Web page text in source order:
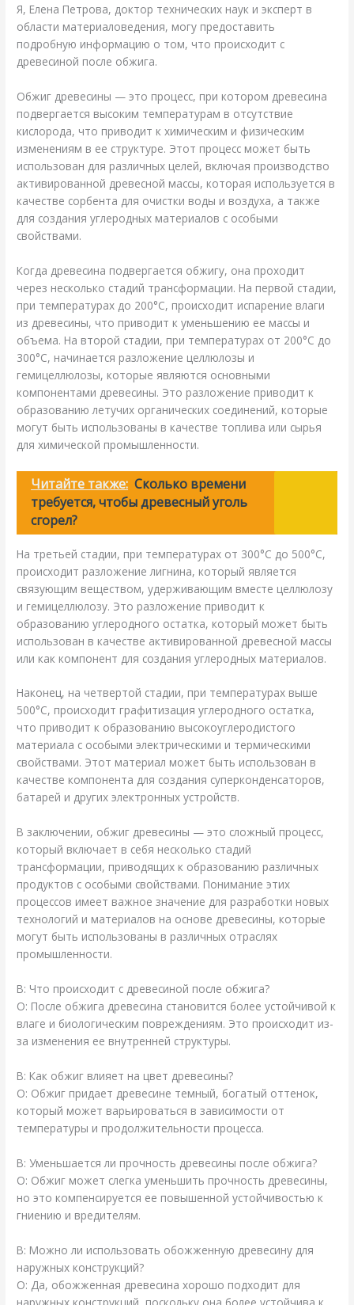
Я, Елена Петрова, доктор технических наук и эксперт в
области материаловедения, могу предоставить
подробную информацию о том, что происходит с
древесиной после обжига.
Обжиг древесины — это процесс, при котором древесина
подвергается высоким температурам в отсутствие
кислорода, что приводит к химическим и физическим
изменениям в ее структуре. Этот процесс может быть
использован для различных целей, включая производство
активированной древесной массы, которая используется в
качестве сорбента для очистки воды и воздуха, а также
для создания углеродных материалов с особыми
свойствами.
Когда древесина подвергается обжигу, она проходит
через несколько стадий трансформации. На первой стадии,
при температурах до 200°C, происходит испарение влаги
из древесины, что приводит к уменьшению ее массы и
объема. На второй стадии, при температурах от 200°C до
300°C, начинается разложение целлюлозы и
гемицеллюлозы, которые являются основными
компонентами древесины. Это разложение приводит к
образованию летучих органических соединений, которые
могут быть использованы в качестве топлива или сырья
для химической промышленности.
Читайте также: Сколько времени
требуется, чтобы древесный уголь
сгорел?
На третьей стадии, при температурах от 300°C до 500°C,
происходит разложение лигнина, который является
связующим веществом, удерживающим вместе целлюлозу
и гемицеллюлозу. Это разложение приводит к
образованию углеродного остатка, который может быть
использован в качестве активированной древесной массы
или как компонент для создания углеродных материалов.
Наконец, на четвертой стадии, при температурах выше
500°C, происходит графитизация углеродного остатка,
что приводит к образованию высокоуглеродистого
материала с особыми электрическими и термическими
свойствами. Этот материал может быть использован в
качестве компонента для создания суперконденсаторов,
батарей и других электронных устройств.
В заключении, обжиг древесины — это сложный процесс,
который включает в себя несколько стадий
трансформации, приводящих к образованию различных
продуктов с особыми свойствами. Понимание этих
процессов имеет важное значение для разработки новых
технологий и материалов на основе древесины, которые
могут быть использованы в различных отраслях
промышленности.
В: Что происходит с древесиной после обжига?
О: После обжига древесина становится более устойчивой к
влаге и биологическим повреждениям. Это происходит из-
за изменения ее внутренней структуры.
В: Как обжиг влияет на цвет древесины?
О: Обжиг придает древесине темный, богатый оттенок,
который может варьироваться в зависимости от
температуры и продолжительности процесса.
В: Уменьшается ли прочность древесины после обжига?
О: Обжиг может слегка уменьшить прочность древесины,
но это компенсируется ее повышенной устойчивостью к
гниению и вредителям.
В: Можно ли использовать обожженную древесину для
наружных конструкций?
О: Да, обожженная древесина хорошо подходит для